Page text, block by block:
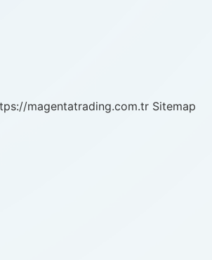
magentatrading.com.tr Sitemap